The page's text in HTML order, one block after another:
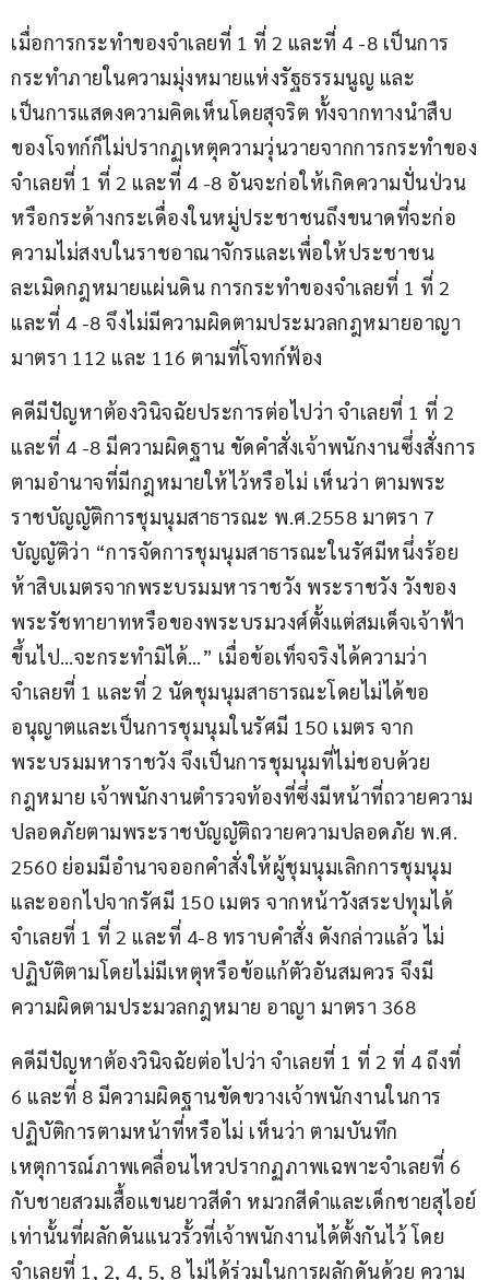
เมื่อการกระทำของจำเลยที่ 1 ที่ 2 และที่ 4 -8 เป็นการ
กระทำภายในความมุ่งหมายแห่งรัฐธรรมนูญ และ
เป็นการแสดงความคิดเห็นโดยสุจริต ทั้งจากทางนำสืบ
ของโจทก์ก็ไม่ปรากฏเหตุความวุ่นวายจากการกระทำของ
จำเลยที่ 1 ที่ 2 และที่ 4 -8 อันจะก่อให้เกิดความปั่นป่วน
หรือกระด้างกระเดื่องในหมู่ประชาชนถึงขนาดที่จะก่อ
ความไม่สงบในราชอาณาจักรและเพื่อให้ประชาชน
ละเมิดกฎหมายแผ่นดิน การกระทำของจำเลยที่ 1 ที่ 2
และที่ 4 -8 จึงไม่มีความผิดตามประมวลกฎหมายอาญา
มาตรา 112 และ 116 ตามที่โจทก์ฟ้อง
คดีมีปัญหาต้องวินิจฉัยประการต่อไปว่า จำเลยที่ 1 ที่ 2
และที่ 4 -8 มีความผิดฐาน ขัดคำสั่งเจ้าพนักงานซึ่งสั่งการ
ตามอำนาจที่มีกฎหมายให้ไว้หรือไม่ เห็นว่า ตามพระ
ราชบัญญัติการชุมนุมสาธารณะ พ.ศ.2558 มาตรา 7
บัญญัติว่า “การจัดการชุมนุมสาธารณะในรัศมีหนึ่งร้อย
ห้าสิบเมตรจากพระบรมมหาราชวัง พระราชวัง วังของ
พระรัชทายาทหรือของพระบรมวงศ์ตั้งแต่สมเด็จเจ้าฟ้า
ขึ้นไป…จะกระทำมิได้…” เมื่อข้อเท็จจริงได้ความว่า
จำเลยที่ 1 และที่ 2 นัดชุมนุมสาธารณะโดยไม่ได้ขอ
อนุญาตและเป็นการชุมนุมในรัศมี 150 เมตร จาก
พระบรมมหาราชวัง จึงเป็นการชุมนุมที่ไม่ชอบด้วย
กฎหมาย เจ้าพนักงานตำรวจท้องที่ซึ่งมีหน้าที่ถวายความ
ปลอดภัยตามพระราชบัญญัติถวายความปลอดภัย พ.ศ.
2560 ย่อมมีอำนาจออกคำสั่งให้ผู้ชุมนุมเลิกการชุมนุม
และออกไปจากรัศมี 150 เมตร จากหน้าวังสระปทุมได้
จำเลยที่ 1 ที่ 2 และที่ 4-8 ทราบคำสั่ง ดังกล่าวแล้ว ไม่
ปฏิบัติตามโดยไม่มีเหตุหรือข้อแก้ตัวอันสมควร จึงมี
ความผิดตามประมวลกฎหมาย อาญา มาตรา 368
คดีมีปัญหาต้องวินิจฉัยต่อไปว่า จำเลยที่ 1 ที่ 2 ที่ 4 ถึงที่
6 และที่ 8 มีความผิดฐานขัดขวางเจ้าพนักงานในการ
ปฏิบัติการตามหน้าที่หรือไม่ เห็นว่า ตามบันทึก
เหตุการณ์ภาพเคลื่อนไหวปรากฏภาพเฉพาะจำเลยที่ 6
กับชายสวมเสื้อแขนยาวสีดำ หมวกสีดำและเด็กชายสุไอย์
เท่านั้นที่ผลักดันแนวรั้วที่เจ้าพนักงานได้ตั้งกันไว้ โดย
จำเลยที่ 1, 2, 4, 5, 8 ไม่ได้ร่วมในการผลักดันด้วย ความ